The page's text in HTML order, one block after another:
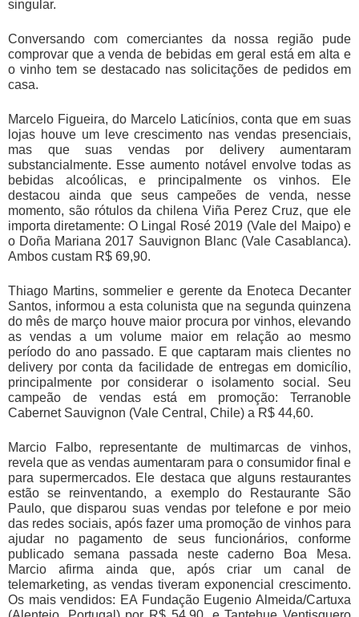
singular.
Conversando com comerciantes da nossa região pude
comprovar que a venda de bebidas em geral está em alta e
o vinho tem se destacado nas solicitações de pedidos em
casa.
Marcelo Figueira, do Marcelo Laticínios, conta que em suas
lojas houve um leve crescimento nas vendas presenciais,
mas que suas vendas por delivery aumentaram
substancialmente. Esse aumento notável envolve todas as
bebidas alcoólicas, e principalmente os vinhos. Ele
destacou ainda que seus campeões de venda, nesse
momento, são rótulos da chilena Viña Perez Cruz, que ele
importa diretamente: O Lingal Rosé 2019 (Vale del Maipo) e
o Doña Mariana 2017 Sauvignon Blanc (Vale Casablanca).
Ambos custam R$ 69,90.
Thiago Martins, sommelier e gerente da Enoteca Decanter
Santos, informou a esta colunista que na segunda quinzena
do mês de março houve maior procura por vinhos, elevando
as vendas a um volume maior em relação ao mesmo
período do ano passado. E que captaram mais clientes no
delivery por conta da facilidade de entregas em domicílio,
principalmente por considerar o isolamento social. Seu
campeão de vendas está em promoção: Terranoble
Cabernet Sauvignon (Vale Central, Chile) a R$ 44,60.
Marcio Falbo, representante de multimarcas de vinhos,
revela que as vendas aumentaram para o consumidor final e
para supermercados. Ele destaca que alguns restaurantes
estão se reinventando, a exemplo do Restaurante São
Paulo, que disparou suas vendas por telefone e por meio
das redes sociais, após fazer uma promoção de vinhos para
ajudar no pagamento de seus funcionários, conforme
publicado semana passada neste caderno Boa Mesa.
Marcio afirma ainda que, após criar um canal de
telemarketing, as vendas tiveram exponencial crescimento.
Os mais vendidos: EA Fundação Eugenio Almeida/Cartuxa